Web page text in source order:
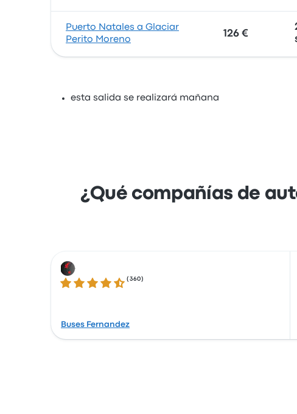
Puerto Natales a Glaciar
Perito Moreno
126 €
esta salida se realizará mañana
¿Qué compañías de
4.4 sobre 5 estrellas
( 360 )
Buses Fernandez